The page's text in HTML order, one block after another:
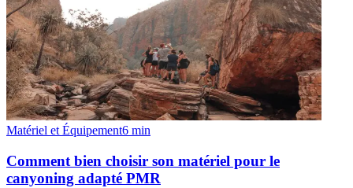
Matériel et Équipement6 min
Comment bien choisir son matériel pour le
canyoning adapté PMR